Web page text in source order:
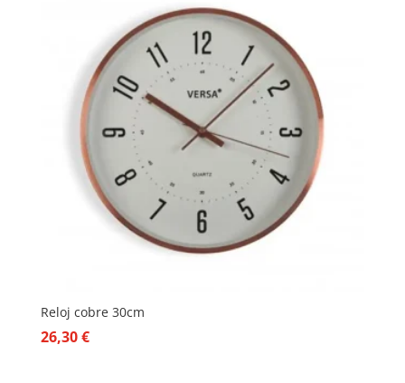
Reloj cobre 30cm
26,30€